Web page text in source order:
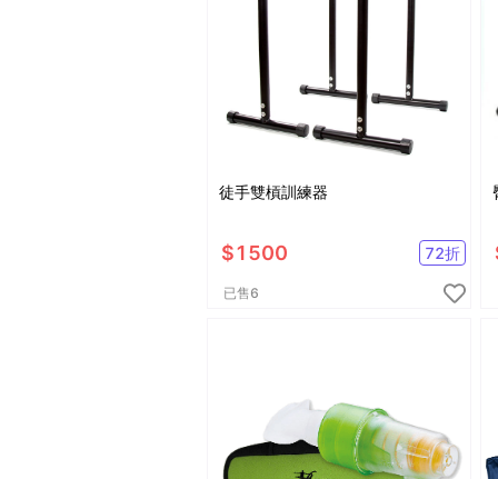
徒手雙槓訓練器
$1500 72折
已售6